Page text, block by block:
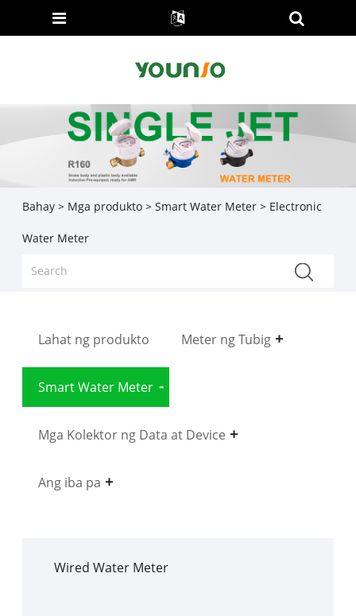
Bahay > Mga produkto> Smart Water Meter> Electronic
Water Meter
Lahat ng produkto Meter ng Tubig
Smart Water Meter
Mga Kolektor ng Data at Device
Ang iba pa
Wired Water Meter